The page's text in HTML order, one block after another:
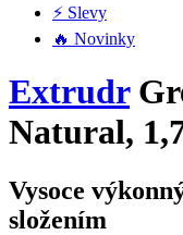
⚡ Slevy
🔥 Novinky
Extrudr
Natural,
Vysoce
složením